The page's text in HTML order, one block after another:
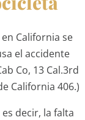
California se
el accidente
Co, 13 Cal.3rd
California 406.)
decir, la falta